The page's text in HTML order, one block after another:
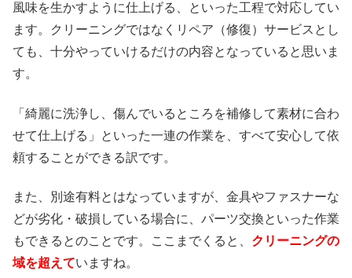
風味を生かすように仕上げる、といった工程で対応してい
ます。クリーニングではなくリペア（修復）サービスとし
ても、十分やっていけるだけの内容となっていると思いま
す。
「綺麗に洗浄し、傷んでいるところを補修して素材に合わ
せて仕上げる」といった一連の作業を、すべて安心して依
頼することができる訳です。
また、別途有料とはなっていますが、金具やファスナーな
どが劣化・破損している場合に、パーツ交換といった作業
もできるとのことです。ここまでくると、 クリーニングの
域を超えていますね。